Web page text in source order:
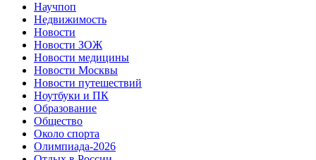
Научпоп
Недвижимость
Новости
Новости ЗОЖ
Новости медицины
Новости Москвы
Новости путешествий
Ноутбуки и ПК
Образование
Общество
Около спорта
Олимпиада-2026